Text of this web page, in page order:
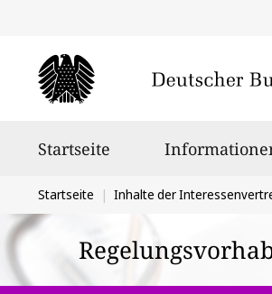
Startseite
Sie
befinden
sich
Startseite Inhalte der